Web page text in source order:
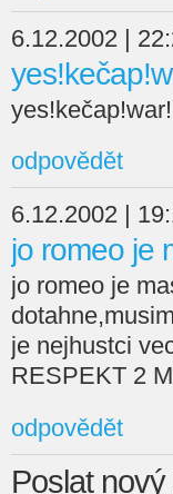
6.12.2002 |
yes!kečap!war!
odpovědět
6.12.2002 |
jo romeo je
jo romeo je
je nejhustci
RESPEKT 2
odpovědět
Poslat